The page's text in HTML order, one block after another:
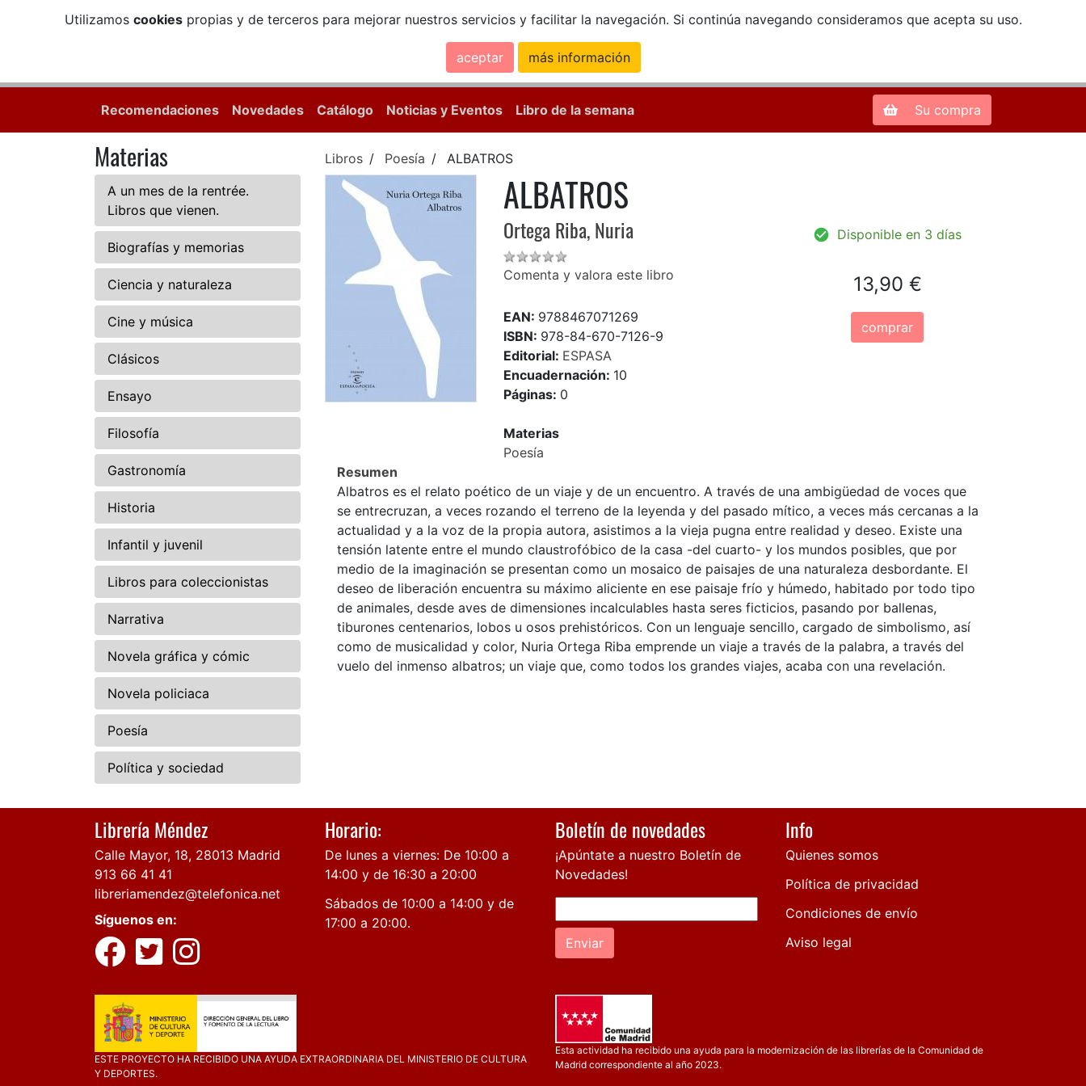
Utilizamos cookiespropias y de terceros para mejorar nuestros servicios y facilitar la navegación. Si continúa navegando consideramos que acepta su uso.
aceptar más información
Zona de Clientes
Recomendaciones Novedades Catálogo Noticias y Eventos Libro de la semana Su compra
Materias
A un mes de la rentrée.
Libros que vienen.
Biografías y memorias
Ciencia y naturaleza
Cine y música
Clásicos
Ensayo
Filosofía
Gastronomía
Historia
Infantil y juvenil
Libros para coleccionistas
Narrativa
Novela gráfica y cómic
Novela policiaca
Poesía
Política y sociedad
Libros Poesía ALBATROS
ALBATROS
Ortega Riba, Nuria
Comenta y valora este libro
EAN: 9788467071269
ISBN: 978-84-670-7126-9
Editorial: ESPASA
Encuadernación: 10
Páginas: 0
Materias
Poesía
Disponible en 3 días
13,90 €
comprar
Resumen
Albatros es el relato poético de un viaje y de un encuentro. A través de una ambigüedad de voces que
se entrecruzan, a veces rozando el terreno de la leyenda y del pasado mítico, a veces más cercanas a la
actualidad y a la voz de la propia autora, asistimos a la vieja pugna entre realidad y deseo. Existe una
tensión latente entre el mundo claustrofóbico de la casa -del cuarto- y los mundos posibles, que por
medio de la imaginación se presentan como un mosaico de paisajes de una naturaleza desbordante. El
deseo de liberación encuentra su máximo aliciente en ese paisaje frío y húmedo, habitado por todo tipo
de animales, desde aves de dimensiones incalculables hasta seres ficticios, pasando por ballenas,
tiburones centenarios, lobos u osos prehistóricos. Con un lenguaje sencillo, cargado de simbolismo, así
como de musicalidad y color, Nuria Ortega Riba emprende un viaje a través de la palabra, a través del
vuelo del inmenso albatros; un viaje que, como todos los grandes viajes, acaba con una revelación.
Librería Méndez
Calle Mayor, 18, 28013 Madrid
913 66 41 41
libreriamendez@telefonica.net
Síguenos en:
Horario:
De lunes a viernes: De 10:00 a
14:00 y de 16:30 a 20:00
Sábados de 10:00 a 14:00 y de
17:00 a 20:00.
Boletín de novedades
¡Apúntate a nuestro Boletín de
Novedades!
Enviar
Info
Quienes somos
Política de privacidad
Condiciones de envío
Aviso legal
ESTE PROYECTO HA RECIBIDO UNA AYUDA EXTRAORDINARIA DEL MINISTERIO DE CULTURA
Y DEPORTES.
Esta actividad ha recibido una ayuda para la modernización de las librerías de la Comunidad de
Madrid correspondiente al año 2023.